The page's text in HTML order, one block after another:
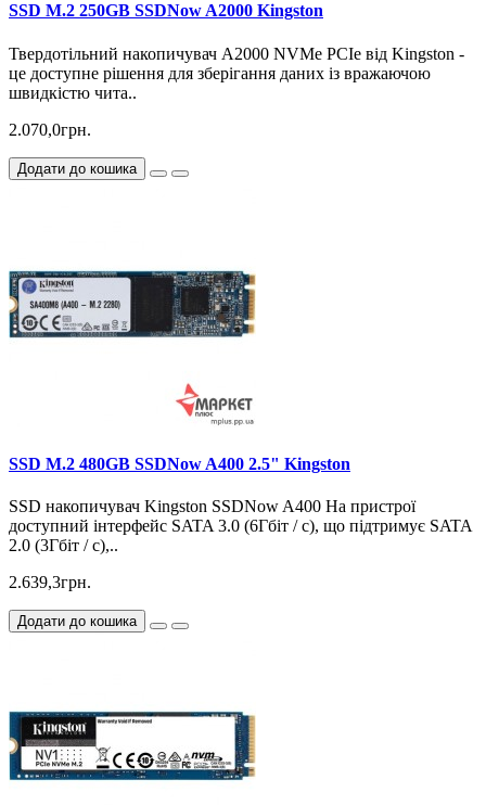
SSD M.2 250GB SSDNow A2000 Kingston
Твердотільний накопичувач A2000 NVMe PCIe від Kingston -
це доступне рішення для зберігання даних із вражаючою
швидкістю чита..
2.070,0грн.
Додати до кошика
SSD M.2 480GB SSDNow A400 2.5" Kingston
SSD накопичувач Kingston SSDNow A400 На пристрої
доступний інтерфейс SATA 3.0 (6Гбіт / с), що підтримує SATA
2.0 (3Гбіт / с),..
2.639,3грн.
Додати до кошика